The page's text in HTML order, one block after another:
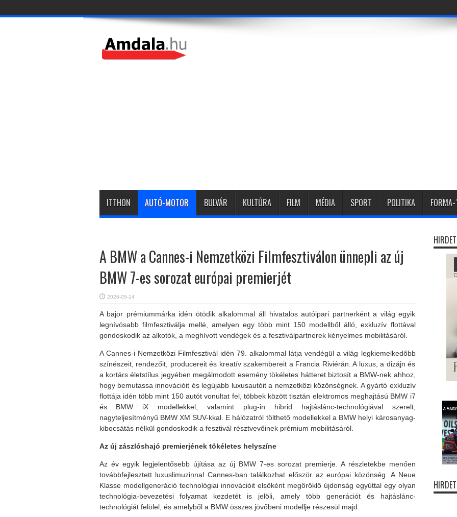
ITTHON AUTÓ-MOTOR BULVÁR KULTÚRA FILM MÉDIA SPORT POLITIKA FORMA-
A BMW a Cannes-i Nemzetközi Filmfesztiválon ünnepli az új
BMW 7-es sorozat európai premierjét
2026-05-14
A bajor prémiummárka idén ötödik alkalommal áll hivatalos autóipari partnerként a világ egyik
legnívósabb filmfesztiválja mellé, amelyen egy több mint 150 modellből álló, exkluzív flottával
gondoskodik az alkotók, a meghívott vendégek és a fesztiválpartnerek kényelmes mobilitásáról.
A Cannes-i Nemzetközi Filmfesztivál idén 79. alkalommal látja vendégül a világ legkiemelkedőbb
színészeit, rendezőit, producereit és kreatív szakembereit a Francia Riviérán. A luxus, a dizájn és
a kortárs életstílus jegyében megálmodott esemény tökéletes hátteret biztosít a BMW-nek ahhoz,
hogy bemutassa innovációit és legújabb luxusautóit a nemzetközi közönségnek. A gyártó exkluzív
flottája idén több mint 150 autót vonultat fel, többek között tisztán elektromos meghajtású BMW i7
és BMW iX modellekkel, valamint plug-in hibrid hajtáslánc-technológiával szerelt,
nagyteljesítményű BMW XM SUV-kkal. E hálózatról tölthető modellekkel a BMW helyi károsanyag-
kibocsátás nélkül gondoskodik a fesztivál résztvevőinek prémium mobilitásáról.
Az új zászlóshajó premierjének tökéletes helyszíne
Az év egyik legjelentősebb újítása az új BMW 7-es sorozat premierje. A részletekbe menően
továbbfejlesztett luxuslimuzinnal Cannes-ban találkozhat először az európai közönség. A Neue
Klasse modellgeneráció technológiai innovációit elsőként megöröklő újdonság egyúttal egy olyan
technológia-bevezetési folyamat kezdetét is jelöli, amely több generációt és hajtáslánc-
technológiát felölel, és amelyből a BMW összes jövőbeni modellje részesül majd.